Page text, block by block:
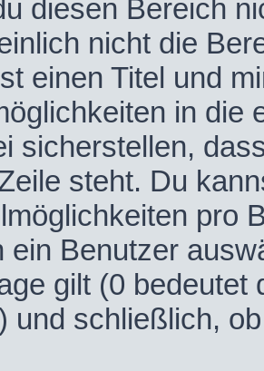
diesen Bereich
nicht die
einen Titel und
in die
sicherstellen,
steht. Du
pro
ein Benutzer
gilt (0 bedeutet
und schließlich,